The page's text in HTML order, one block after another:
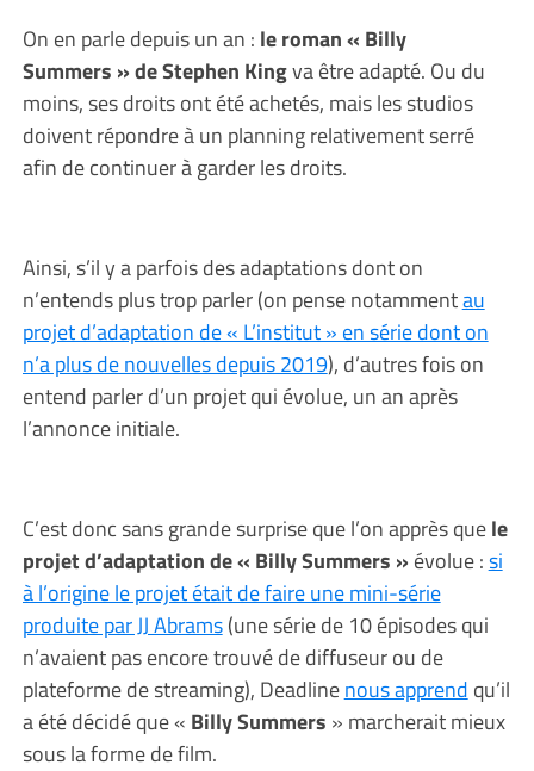
On en parle depuis un an : le roman « Billy
Summers » de Stephen Kingva être adapté. Ou du
moins, ses droits ont été achetés, mais les studios
doivent répondre à un planning relativement serré
afin de continuer à garder les droits.
Ainsi, s’il y a parfois des adaptations dont on
n’entends plus trop parler (on pense notammentau
projet d’adaptation de « L’institut » en série dont on
n’a plus de nouvelles depuis 2019), d’autres fois on
entend parler d’un projet qui évolue, un an après
l’annonce initiale.
C’est donc sans grande surprise que l’on apprès quele
projet d’adaptation de « Billy Summers » évolue :si
à l’origine le projet était de faire une mini-série
produite par JJ Abrams(une série de 10 épisodes qui
n’avaient pas encore trouvé de diffuseur ou de
plateforme de streaming), Deadlinenous apprend qu’il
a été décidé que « Billy Summers » marcherait mieux
sous la forme de film.